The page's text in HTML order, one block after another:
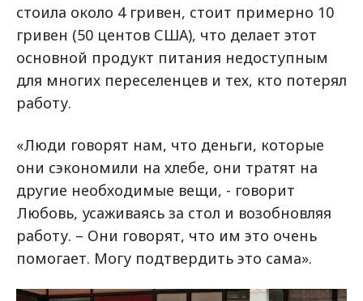
стоила около 4 гривен, стоит примерно 10
гривен (50 центов США), что делает этот
основной продукт питания недоступным
для многих переселенцев и тех, кто потерял
работу.
«Люди говорят нам, что деньги, которые
они сэкономили на хлебе, они тратят на
другие необходимые вещи, - говорит
Любовь, усаживаясь за стол и возобновляя
работу. – Они говорят, что им это очень
помогает. Могу подтвердить это сама».